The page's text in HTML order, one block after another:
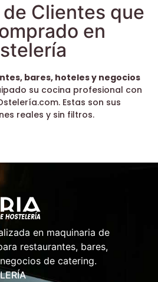
Clientes que
en
bares, hoteles y negocios
su cocina profesional con
Estas son sus
reales y sin filtros.
en maquinaria de
restaurantes, bares,
de catering.